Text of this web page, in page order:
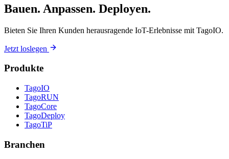
Bauen. Anpassen. Deployen.
Bieten Sie Ihren Kunden herausragende IoT-Erlebnisse mit TagoIO.
Jetzt loslegen
Produkte
TagoIO
TagoRUN
TagoCore
TagoDeploy
TagoTiP
Branchen